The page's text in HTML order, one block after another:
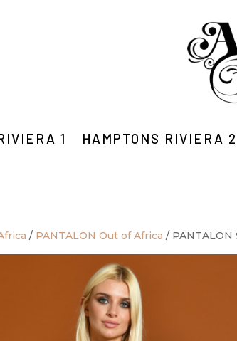
1 HAMPTONS RIVIERA 2
/ PANTALON Out of Africa / PANTALON